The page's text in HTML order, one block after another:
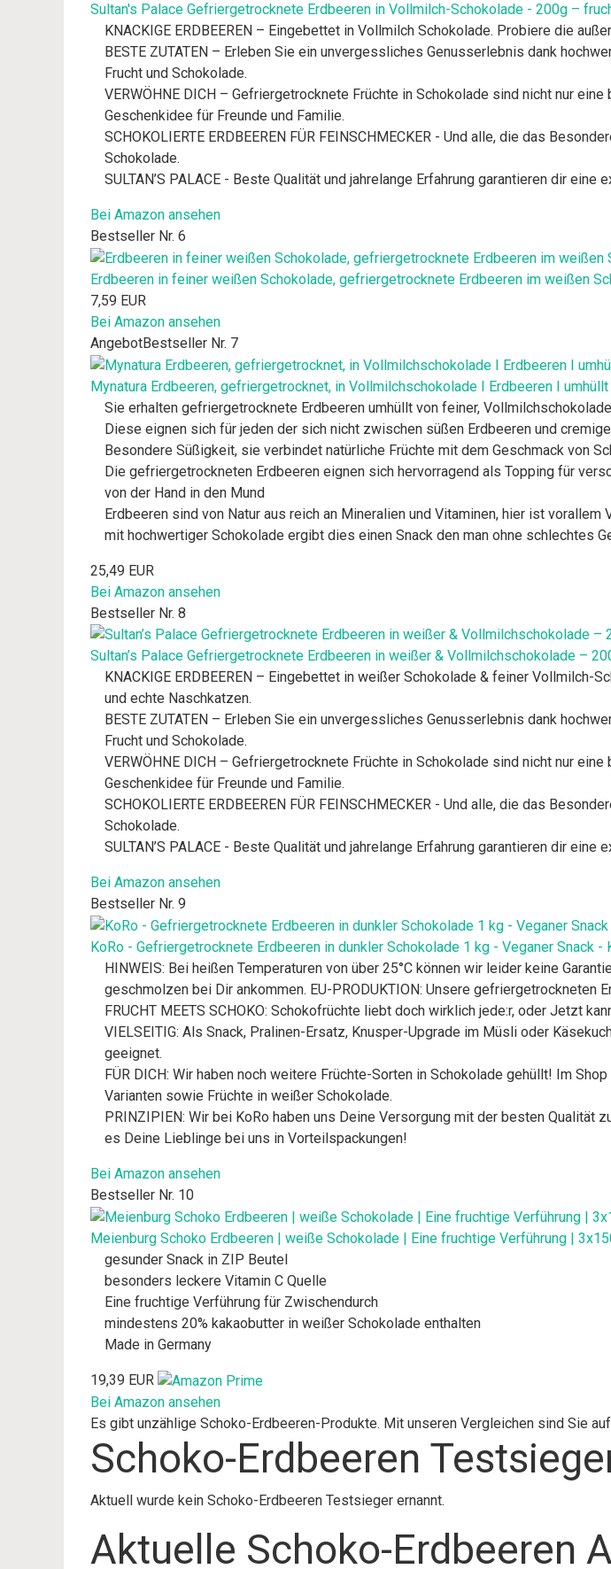
Sultan's Palace Gefriergetrocknete Erdbeeren in Vollmilch-Schokolade - 200g –
KNACKIGE ERDBEEREN – Eingebettet in Vollmilch Schokolade. Probiere die
BESTE ZUTATEN – Erleben Sie ein unvergessliches Genusserlebnis dank
Frucht und Schokolade.
VERWÖHNE DICH – Gefriergetrocknete Früchte in Schokolade sind nicht nur
Geschenkidee für Freunde und Familie.
SCHOKOLIERTE ERDBEEREN FÜR FEINSCHMECKER - Und alle, die das
Schokolade.
SULTAN’S PALACE - Beste Qualität und jahrelange Erfahrung garantieren dir
Bei Amazon ansehen
Bestseller Nr. 6
Erdbeeren in feiner weißen Schokolade, gefriergetrocknete Erdbeeren im weißen
7,59 EUR
Bei Amazon ansehen
AngebotBestseller Nr. 7
Mynatura Erdbeeren, gefriergetrocknet, in Vollmilchschokolade I Erdbeeren I
Sie erhalten gefriergetrocknete Erdbeeren umhüllt von feiner,
Diese eignen sich für jeden der sich nicht zwischen süßen Erdbeeren und
Besondere Süßigkeit, sie verbindet natürliche Früchte mit dem Geschmack von
Die gefriergetrockneten Erdbeeren eignen sich hervorragend als Topping für
von der Hand in den Mund
Erdbeeren sind von Natur aus reich an Mineralien und Vitaminen, hier ist
mit hochwertiger Schokolade ergibt dies einen Snack den man ohne schlechtes
25,49 EUR
Bei Amazon ansehen
Bestseller Nr. 8
Sultan’s Palace Gefriergetrocknete Erdbeeren in weißer & Vollmilchschokolade –
KNACKIGE ERDBEEREN – Eingebettet in weißer Schokolade & feiner
und echte Naschkatzen.
BESTE ZUTATEN – Erleben Sie ein unvergessliches Genusserlebnis dank
Frucht und Schokolade.
VERWÖHNE DICH – Gefriergetrocknete Früchte in Schokolade sind nicht nur
Geschenkidee für Freunde und Familie.
SCHOKOLIERTE ERDBEEREN FÜR FEINSCHMECKER - Und alle, die das
Schokolade.
SULTAN’S PALACE - Beste Qualität und jahrelange Erfahrung garantieren dir
Bei Amazon ansehen
Bestseller Nr. 9
KoRo - Gefriergetrocknete Erdbeeren in dunkler Schokolade 1 kg - Veganer Snack
HINWEIS: Bei heißen Temperaturen von über 25°C können wir leider keine
geschmolzen bei Dir ankommen. EU-PRODUKTION: Unsere
FRUCHT MEETS SCHOKO: Schokofrüchte liebt doch wirklich jede:r, oder Jetzt
VIELSEITIG: Als Snack, Pralinen-Ersatz, Knusper-Upgrade im Müsli oder
geeignet.
FÜR DICH: Wir haben noch weitere Früchte-Sorten in Schokolade gehüllt! Im
Varianten sowie Früchte in weißer Schokolade.
PRINZIPIEN: Wir bei KoRo haben uns Deine Versorgung mit der besten Qualität
es Deine Lieblinge bei uns in Vorteilspackungen!
Bei Amazon ansehen
Bestseller Nr. 10
Meienburg Schoko Erdbeeren | weiße Schokolade | Eine fruchtige Verführung |
gesunder Snack in ZIP Beutel
besonders leckere Vitamin C Quelle
Eine fruchtige Verführung für Zwischendurch
mindestens 20% kakaobutter in weißer Schokolade enthalten
Made in Germany
19,39 EUR
Bei Amazon ansehen
Es gibt unzählige Schoko-Erdbeeren-Produkte. Mit unseren Vergleichen sind Sie
Schoko-Erdbeeren
Aktuell wurde kein Schoko-Erdbeeren Testsieger ernannt.
Aktuelle Schoko-Erdbeeren